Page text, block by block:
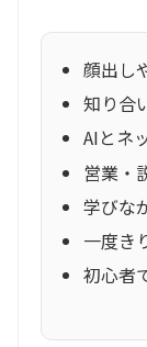
顔出し
知り合
AIとネ
営業・
学びな
一度き
初心者